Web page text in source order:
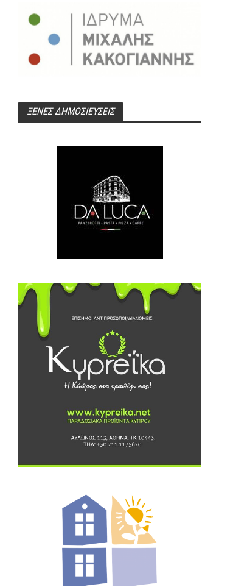
ΞΕΝΕΣ ΔΗΜΟΣΙΕΥΣΕΙΣ